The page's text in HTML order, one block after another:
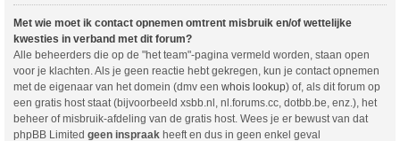
Met wie moet ik contact opnemen omtrent misbruik en/of wettelijke
kwesties in verband met dit forum?
Alle beheerders die op de "het team"-pagina vermeld worden, staan open
voor je klachten. Als je geen reactie hebt gekregen, kun je contact opnemen
met de eigenaar van het domein (dmv een whois lookup) of, als dit forum op
een gratis host staat (bijvoorbeeld xsbb.nl, nl.forums.cc, dotbb.be, enz.), het
beheer of misbruik-afdeling van de gratis host. Wees je er bewust van dat
phpBB Limited geen inspraak heeft en dus in geen enkel geval